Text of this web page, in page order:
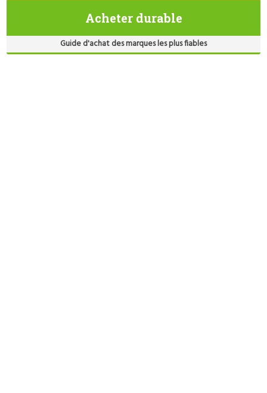
Acheter durable
Guide d'achat des marques les plus fiables